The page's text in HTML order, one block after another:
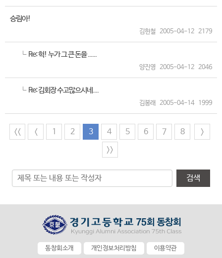
승림아!
김헌철 2005-04-12 2179
Re: 헉! 누가 그 큰 돈을 ......
양진영 2005-04-12 2046
Re: 김회장 수고많으시네....
김봉래 2005-04-14 1999
<< < 1 2 3 4 5 6 7 8
>
>>
검색
동창회소개 개인정보처리방침 이용약관